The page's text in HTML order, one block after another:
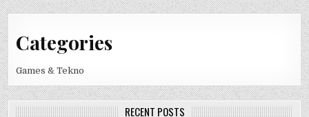
Categories
Games & Tekno
RECENT POSTS